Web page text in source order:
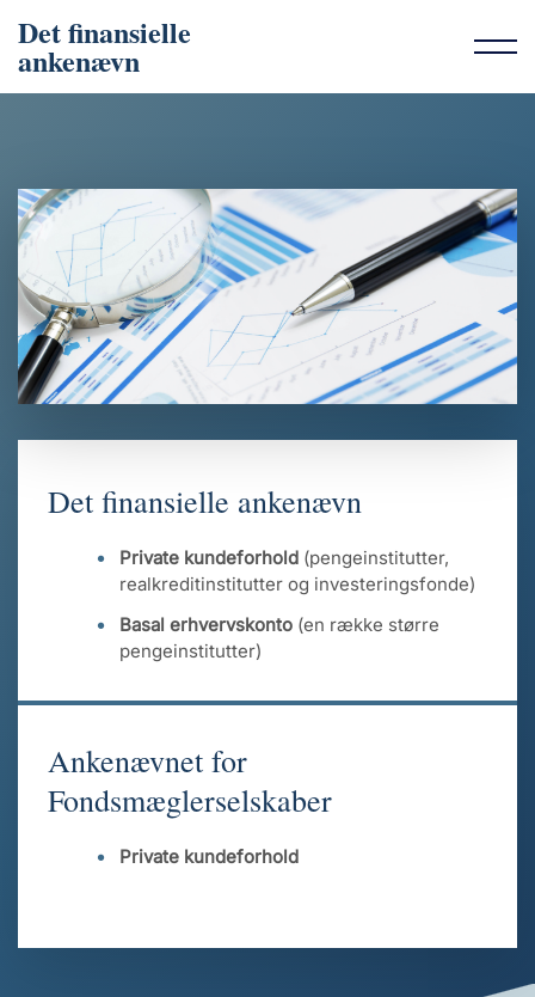
Det finansielle
ankenævn
Det finansielle ankenævn
Private kundeforhold (pengeinstitutter,
realkreditinstitutter og investeringsfonde)
Basal erhvervskonto (en række større
pengeinstitutter)
Ankenævnet for
Fondsmæglerselskaber
Private kundeforhold